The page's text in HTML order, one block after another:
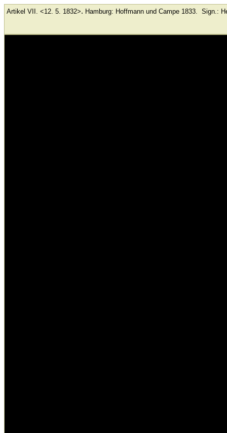
Artikel VII. <12. 5. 1832>. Hamburg: Hoffmann und Campe 1833. Sign.: